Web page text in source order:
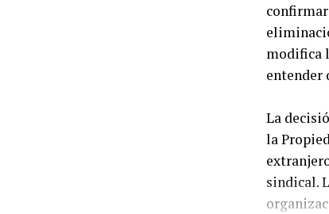
modifica
entender
La
la
sindical.